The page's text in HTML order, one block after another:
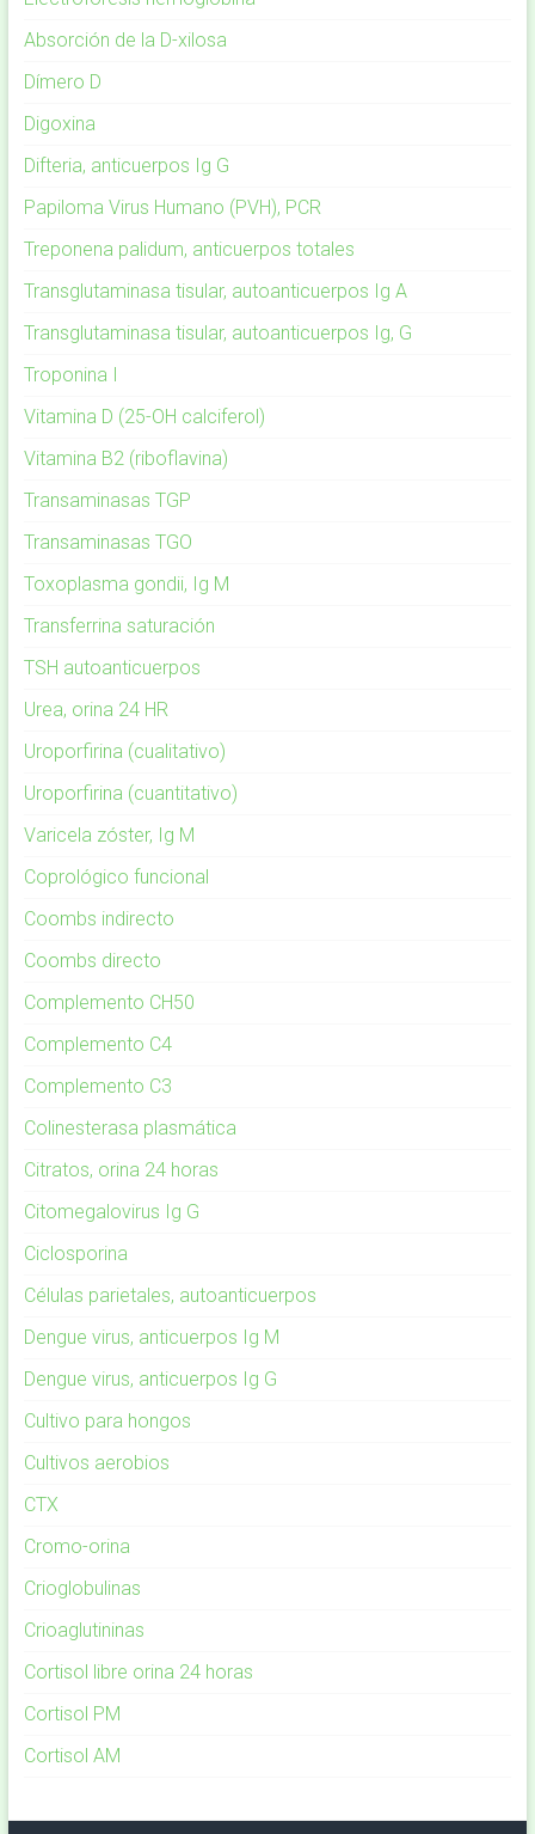
Absorción de la D-xilosa
Dímero D
Digoxina
Difteria, anticuerpos Ig G
Papiloma Virus Humano (PVH), PCR
Treponena palidum, anticuerpos totales
Transglutaminasa tisular, autoanticuerpos Ig A
Transglutaminasa tisular, autoanticuerpos Ig, G
Troponina I
Vitamina D (25-OH calciferol)
Vitamina B2 (riboflavina)
Transaminasas TGP
Transaminasas TGO
Toxoplasma gondii, Ig M
Transferrina saturación
TSH autoanticuerpos
Urea, orina 24 HR
Uroporfirina (cualitativo)
Uroporfirina (cuantitativo)
Varicela zóster, Ig M
Coprológico funcional
Coombs indirecto
Coombs directo
Complemento CH50
Complemento C4
Complemento C3
Colinesterasa plasmática
Citratos, orina 24 horas
Citomegalovirus Ig G
Ciclosporina
Células parietales, autoanticuerpos
Dengue virus, anticuerpos Ig M
Dengue virus, anticuerpos Ig G
Cultivo para hongos
Cultivos aerobios
CTX
Cromo-orina
Crioglobulinas
Crioaglutininas
Cortisol libre orina 24 horas
Cortisol PM
Cortisol AM